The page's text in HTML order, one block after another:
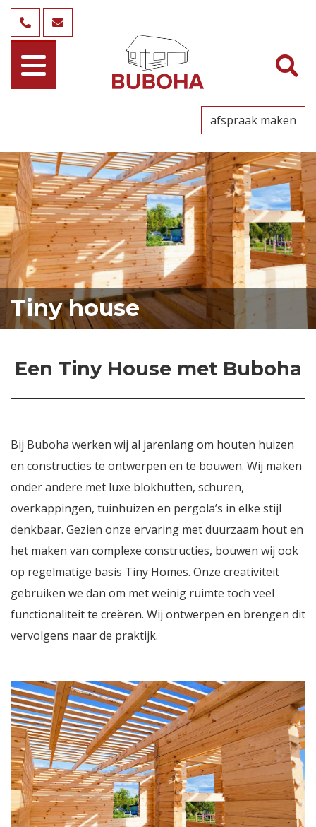
afspraak maken
Tiny house
Een Tiny House met Buboha
Bij Buboha werken wij al jarenlang om houten huizen
en constructies te ontwerpen en te bouwen. Wij maken
onder andere met luxe blokhutten, schuren,
overkappingen, tuinhuizen en pergola’s in elke stijl
denkbaar. Gezien onze ervaring met duurzaam hout en
het maken van complexe constructies, bouwen wij ook
op regelmatige basis Tiny Homes. Onze creativiteit
gebruiken we dan om met weinig ruimte toch veel
functionaliteit te creëren. Wij ontwerpen en brengen dit
vervolgens naar de praktijk.